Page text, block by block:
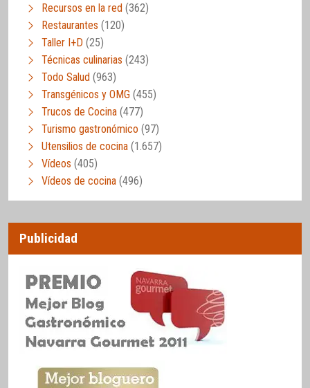
Recursos en la red (362)
Restaurantes (120)
Taller I+D (25)
Técnicas culinarias (243)
Todo Salud (963)
Transgénicos y OMG (455)
Trucos de Cocina (477)
Turismo gastronómico (97)
Utensilios de cocina (1.657)
Vídeos (405)
Vídeos de cocina (496)
Publicidad